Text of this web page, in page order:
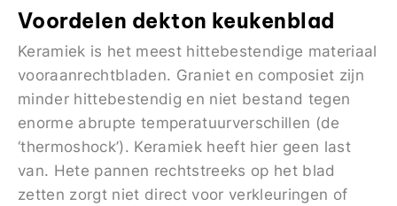
Voordelen dekton keukenblad
Keramiek is het meest hittebestendige materiaal
vooraanrechtbladen. Graniet en composiet zijn
minder hittebestendig en niet bestand tegen
enorme abrupte temperatuurverschillen (de
‘thermoshock’). Keramiek heeft hier geen last
van. Hete pannen rechtstreeks op het blad
zetten zorgt niet direct voor verkleuringen of